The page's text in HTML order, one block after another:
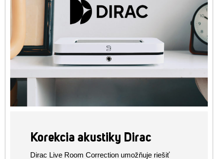
Korekcia akustiky Dirac
Dirac Live Room Correction umožňuje riešiť